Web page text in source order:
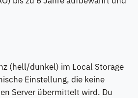
(hell/dunkel) im Local Storage
Einstellung, die keine
Server übermittelt wird. Du